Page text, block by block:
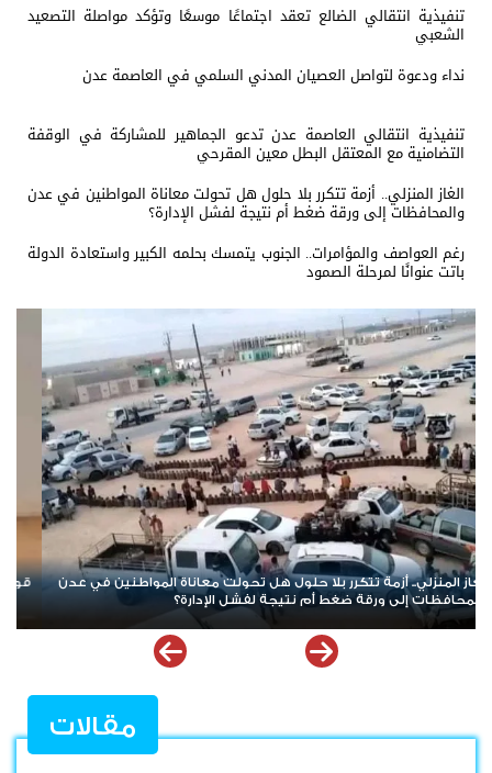
تنفيذية انتقالي الضالع تعقد اجتماعًا موسعًا وتؤكد مواصلة التصعيد
الشعبي
نداء ودعوة لتواصل العصيان المدني السلمي في العاصمة عدن
تنفيذية انتقالي العاصمة عدن تدعو الجماهير للمشاركة في الوقفة
التضامنية مع المعتقل البطل معين المقرحي
الغاز المنزلي.. أزمة تتكرر بلا حلول هل تحولت معاناة المواطنين في عدن
والمحافظات إلى ورقة ضغط أم نتيجة لفشل الإدارة؟
رغم العواصف والمؤامرات.. الجنوب يتمسك بحلمه الكبير واستعادة الدولة
باتت عنوانًا لمرحلة الصمود
قوات الطوارئ اليمنية بين نشوة التفاخر بالأمس ودموع التماسيح اليوم
مقالات